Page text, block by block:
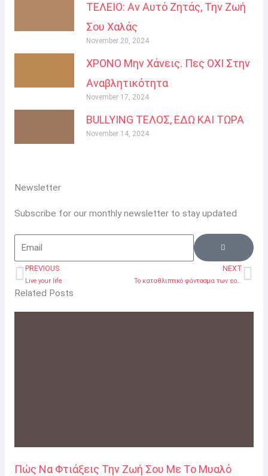
ΤΕΛΕΙΟ: Αν Αυτό Ζητάς, Την Ζωή
Σου Χαλάς
November 20, 2024
ΧΡΟΝΟ Μην Χάνεις. Πες ΟΧΙ Στην
Αναβλητικότητα
November 17, 2024
BULLYING ΤΕΛΟΣ, ΕΔΩ ΚΑΙ ΤΩΡΑ
November 14, 2024
Newsletter
Subscribe for our monthly newsletter to stay updated
Email SUBMIT
Prev
PREVIOUS
Live your life
NEXT
Το καταθλιπτικό φάντασμα των εορτών
Related Posts
Πώς Να Φτιάξεις Την Ζωή Σου Με Το Μυαλό